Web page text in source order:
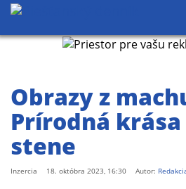
Obrazy z
Prírodná
stene
Inzercia 18. októbra 2023, 16:30 Autor: